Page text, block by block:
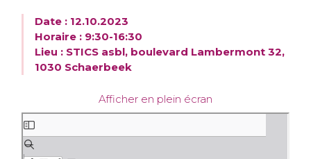
Date : 12.10.2023
Horaire : 9:30-16:30
Lieu : STICS asbl, boulevard Lambermont 32,
1030 Schaerbeek
Afficher en plein écran
S
k